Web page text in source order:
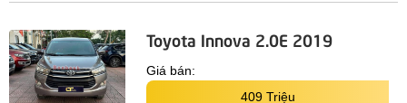
Toyota Innova 2.0E 2019
Giá bán:
409 Triệu